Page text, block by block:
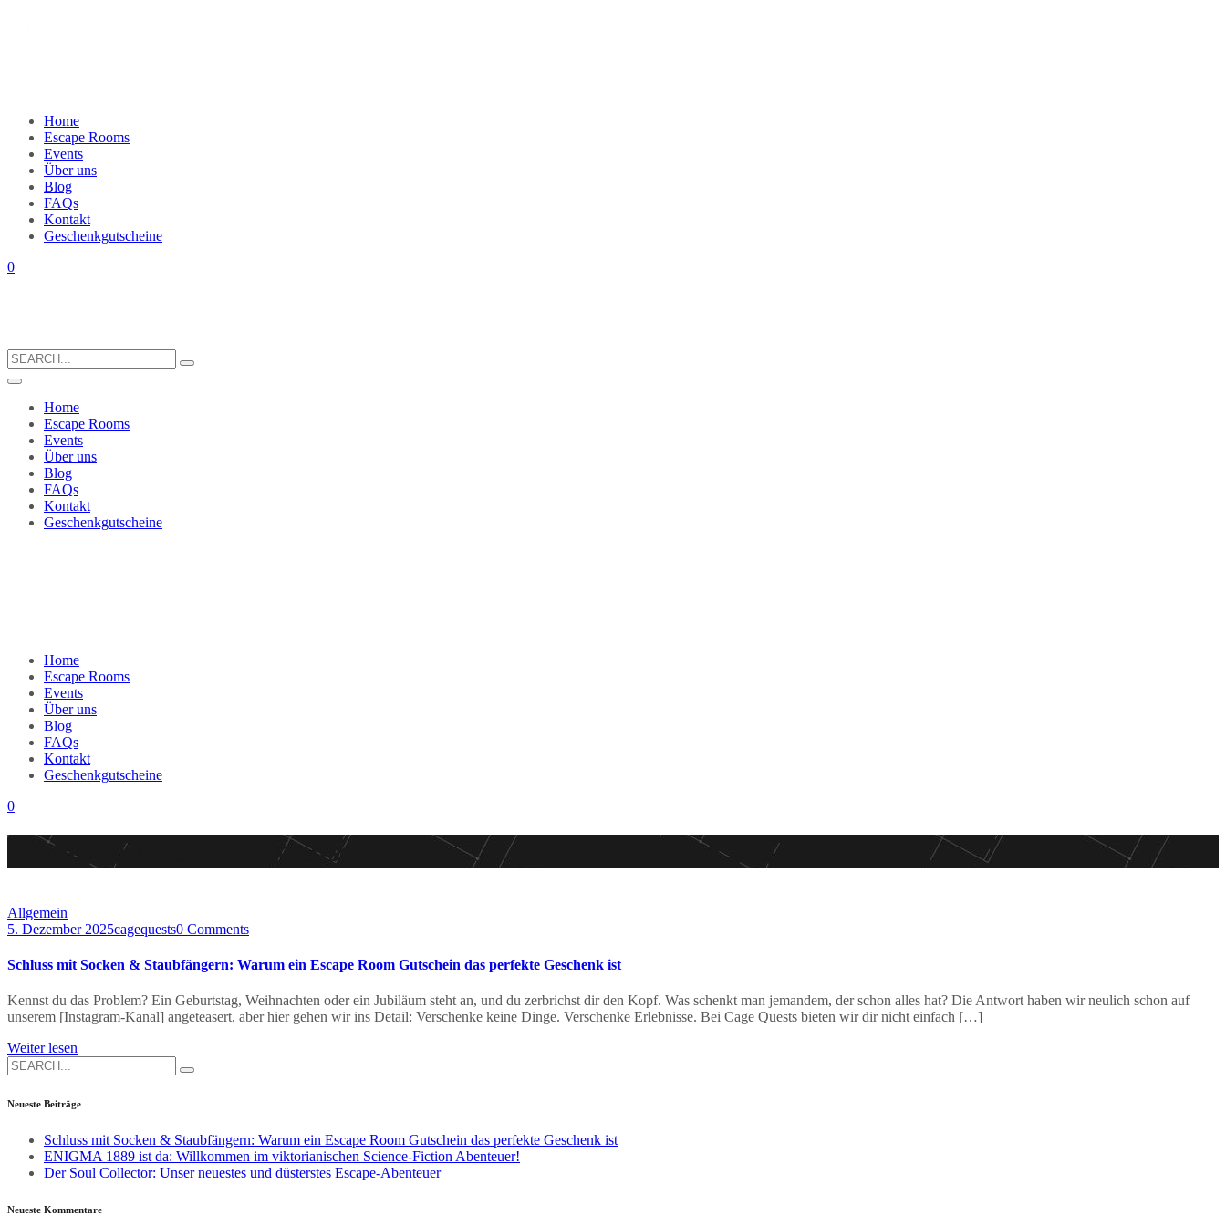
Home
Escape Rooms
Events
Über uns
Blog
FAQs
Kontakt
Geschenkgutscheine
0
Search
for:
Home
Escape Rooms
Events
Über uns
Blog
FAQs
Kontakt
Geschenkgutscheine
Home
Escape Rooms
Events
Über uns
Blog
FAQs
Kontakt
Geschenkgutscheine
0
Schlagwort: Geschenkgutschein
Allgemein
5. Dezember 2025cagequests0 Comments
Schluss mit Socken & Staubfängern: Warum ein Escape Room Gutschein das perfekte Geschenk ist
Kennst du das Problem? Ein Geburtstag, Weihnachten oder ein Jubiläum steht an, und du zerbrichst dir den Kopf. Was schenkt man jemandem, der schon alles hat? Die Antwort haben wir neulich schon auf
unserem [Instagram-Kanal] angeteasert, aber hier gehen wir ins Detail: Verschenke keine Dinge. Verschenke Erlebnisse. Bei Cage Quests bieten wir dir nicht einfach […]
Weiter lesen
Search
for:
Neueste Beiträge
Schluss mit Socken & Staubfängern: Warum ein Escape Room Gutschein das perfekte Geschenk ist
ENIGMA 1889 ist da: Willkommen im viktorianischen Science-Fiction Abenteuer!
Der Soul Collector: Unser neuestes und düsterstes Escape-Abenteuer
Neueste Kommentare